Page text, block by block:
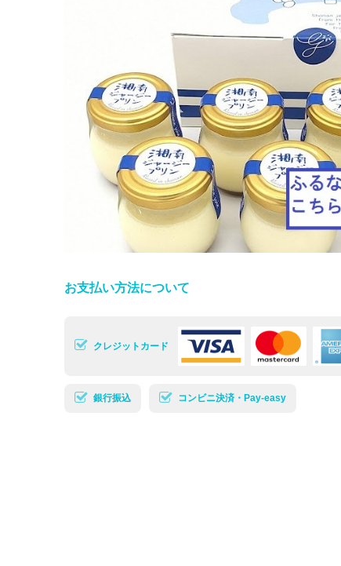
お支払い方法について
クレジットカード
銀行振込 コンビニ決済・Pay-easy